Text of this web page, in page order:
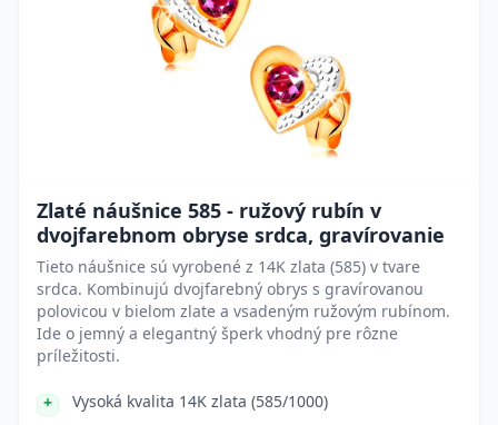
Zlaté náušnice 585 - ružový rubín v
dvojfarebnom obryse srdca, gravírovanie
Tieto náušnice sú vyrobené z 14K zlata (585) v tvare
srdca. Kombinujú dvojfarebný obrys s gravírovanou
polovicou v bielom zlate a vsadeným ružovým rubínom.
Ide o jemný a elegantný šperk vhodný pre rôzne
príležitosti.
Vysoká kvalita 14K zlata (585/1000)